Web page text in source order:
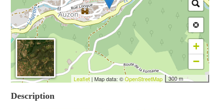
+
−
300 m
Leaflet| Map data: ©OpenStreetMap
Description